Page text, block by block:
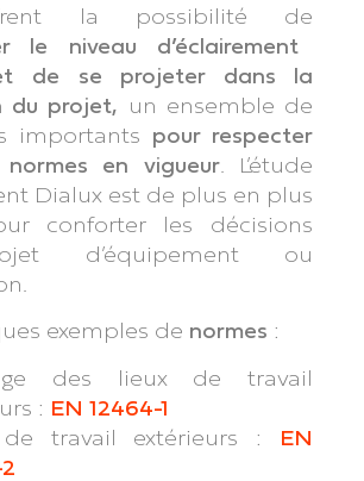
la possibilité de
le niveau d’éclairement
de se projeter dans la
du projet, un ensemble de
importants pour respecter
en vigueur. L’étude
Dialux est de plus en plus
conforter les décisions
d’équipement ou
exemples de normes :
des lieux de travail
: EN 12464-1
de travail extérieurs : EN